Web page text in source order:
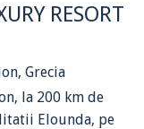
RESORT
Grecia
la 200 km de
Elounda, pe